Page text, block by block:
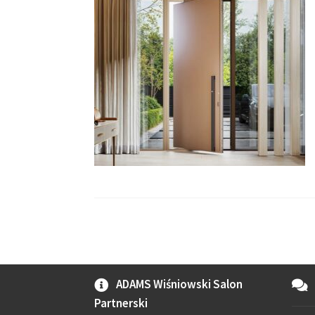
ADAMS Wiśniowski Salon
Partnerski